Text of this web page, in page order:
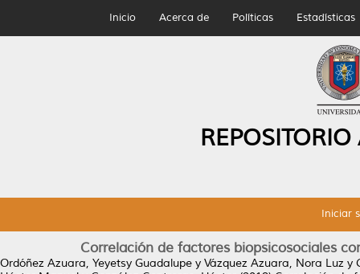
Inicio Acerca de Políticas Estadísticas
Iniciar
Correlación de factores biopsicosociales
Ordóñez Azuara, Yeyetsy Guadalupe y Vázquez Azuara, Nora Luz y